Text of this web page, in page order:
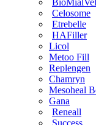
Celosome
Etrebelle
HAFiller
Licol
Metoo Fill
Replengen
Chamryn
Mesoheal
Gana
Reneall
Success